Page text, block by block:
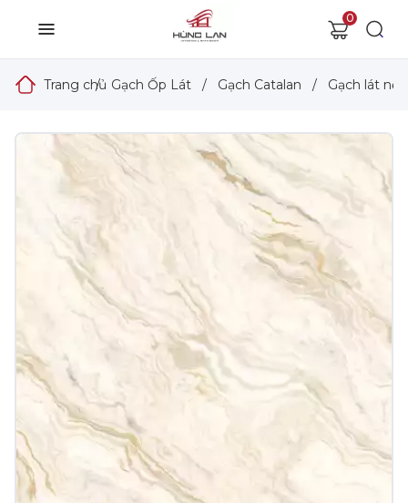
0
Trang chủ
/ Gạch Ốp Lát / Gạch Catalan / Gạch lát